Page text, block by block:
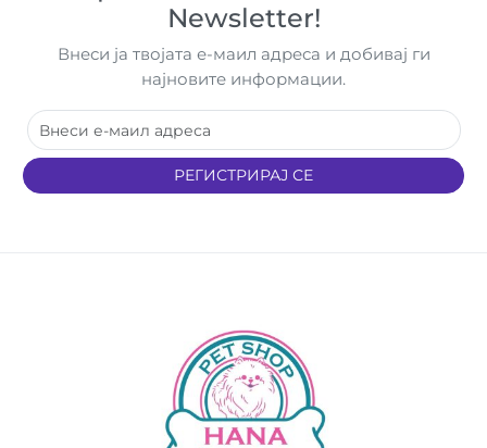
Newsletter!
Внеси ја твојата е-маил адреса и добивај ги
најновите информации.
РЕГИСТРИРАЈ СЕ